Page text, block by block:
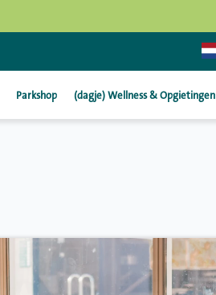
Parkshop (dagje) Wellness & Opgietingen